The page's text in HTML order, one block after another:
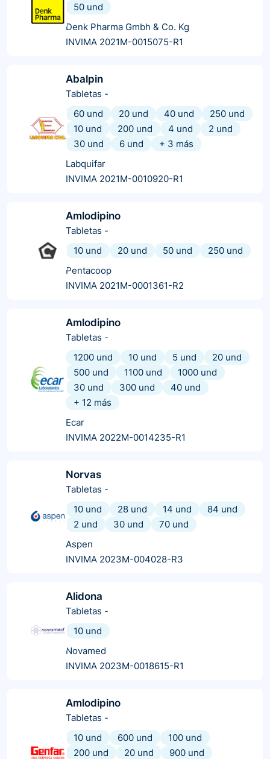
50 und
Denk Pharma Gmbh & Co. Kg
INVIMA 2021M-0015075-R1
Abalpin
Tabletas -
60 und
20 und 40 und
250 und
10 und
200 und 4 und
2 und
30 und
6 und + 3 más
Labquifar
INVIMA 2021M-0010920-R1
Amlodipino
Tabletas -
10 und
20 und 50 und
250 und
Pentacoop
INVIMA 2021M-0001361-R2
Amlodipino
Tabletas -
1200 und
10 und 5 und
20 und
500 und
1100 und
1000 und
30 und
300 und
40 und
+ 12 más
Ecar
INVIMA 2022M-0014235-R1
Norvas
Tabletas -
10 und
28 und 14 und
84 und
2 und
30 und
70 und
Aspen
INVIMA 2023M-004028-R3
Alidona
Tabletas -
10 und
Novamed
INVIMA 2023M-0018615-R1
Amlodipino
Tabletas -
10 und
600 und
100 und
200 und
20 und
900 und